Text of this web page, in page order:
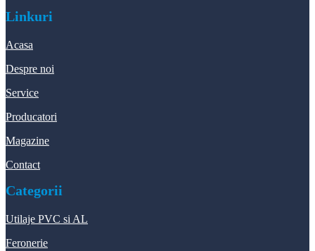
Linkuri
Acasa
Despre noi
Service
Producatori
Magazine
Contact
Categorii
Utilaje PVC si AL
Feronerie